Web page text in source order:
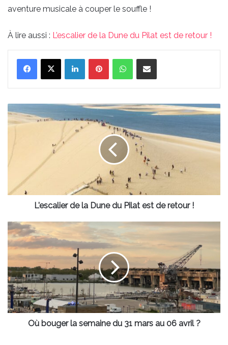
aventure musicale à couper le souffle !
À lire aussi : L’escalier de la Dune du Pilat est de retour !
LinkedinPinterestWhatsAppPartager par email
de
retour
L'escalier de la Dune du Pilat est de retour !
Où
bouger
la
semaine
du
31
mars
au
06
Où bouger la semaine du 31 mars au 06 avril ?